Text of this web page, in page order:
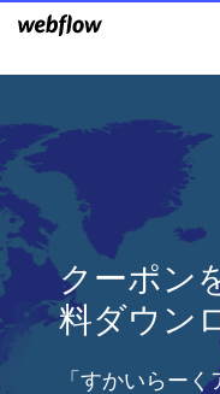
クーポン
料ダウン
「すかいらー